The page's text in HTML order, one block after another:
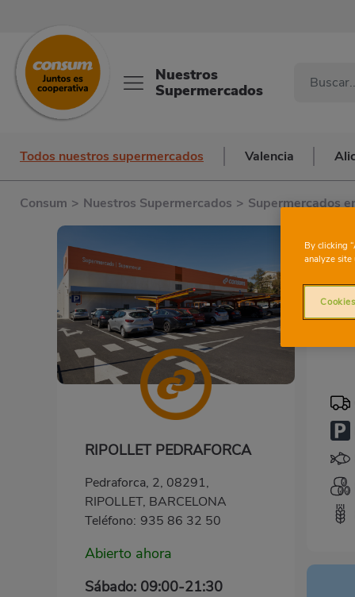
Nuestros
Supermercados
Todos nuestros supermercados Valencia
Consum > Nuestros Supermercados > Supermercados
RIPOLLET PEDRAFORCA
Pedraforca, 2, 08291,
RIPOLLET, BARCELONA
Teléfono: 935 86 32 50
Abierto ahora
Sábado: 09:00-21:30
By clicking
analyze site